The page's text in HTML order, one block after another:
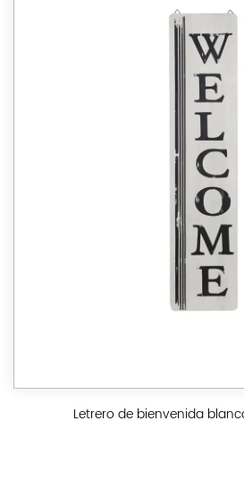
Letrero de bienvenida